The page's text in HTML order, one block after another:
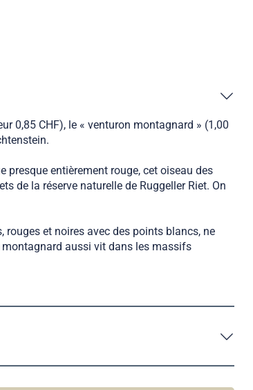
0,85 CHF), le « venturon montagnard » (1,00
presque entièrement rouge, cet oiseau des
de la réserve naturelle de Ruggeller Riet. On
et noires avec des points blancs, ne
montagnard aussi vit dans les massifs